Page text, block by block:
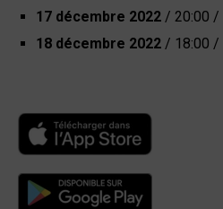
17 décembre 2022 / 20:00 /
18 décembre 2022 / 18:00 /